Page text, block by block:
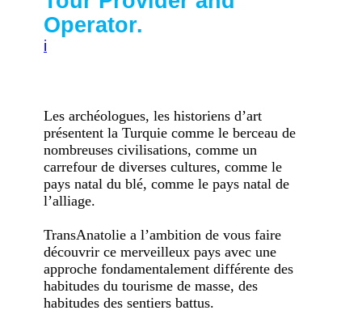
Operator.
i
Les archéologues, les historiens d’art
présentent la Turquie comme le berceau de
nombreuses civilisations, comme un
carrefour de diverses cultures, comme le
pays natal du blé, comme le pays natal de
l’alliage.
TransAnatolie a l’ambition de vous faire
découvrir ce merveilleux pays avec une
approche fondamentalement différente des
habitudes du tourisme de masse, des
habitudes des sentiers battus.